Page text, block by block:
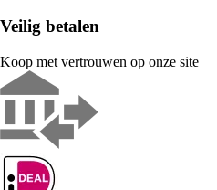
Veilig betalen
Koop met vertrouwen op onze site